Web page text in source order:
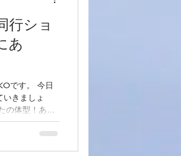
行ショ
あ
です。 今日
きましょ
の体型！あな
とあなたに伝
すのでこちら